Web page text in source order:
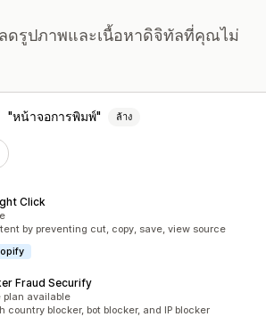
ดรูปภาพและเนื้อหาดิจิทัลที่คุณไม่
หน้าจอการพิมพ์ ล้าง
Click
by preventing cut, copy, save, view source
Fraud Securify
plan available
country blocker, bot blocker, and IP blocker